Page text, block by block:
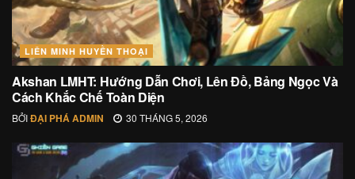
LIÊN MINH HUYỀN THOẠI
Akshan LMHT: Hướng Dẫn Chơi, Lên Đồ, Bảng Ngọc Và
Cách Khắc Chế Toàn Diện
BỞIĐẠI PHÁ ADMIN 30 THÁNG 5, 2026